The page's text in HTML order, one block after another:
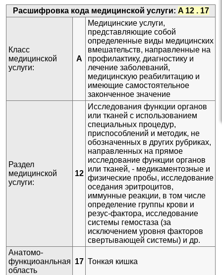
A12.17.001 Исследование всасывания
витамина B12 (проба Шиллинга)
A12.01 Тип - другие методики исследования. Раздел -
Кожа, подкожно-жировая клетчатка, придатки кожи
✚A12.03 Тип - другие методики исследования. Раздел -
Костная система
✚
A12.04 Тип - другие методики исследования. Раздел -
A12.05 Тип - другие методики исследования. Раздел -
Система органов кроветворения и кровь
A12.06 Тип - другие методики исследования. Раздел -
A12.07 Тип - другие методики исследования. Раздел -
✚A12.08 Тип - другие методики исследования. Раздел -
Верхние дыхательные пути
✚
A12.09 Тип - другие методики исследования. Раздел -
Нижние дыхательные пути и легочная ткань
A12.10 Тип - другие методики исследования. Раздел -
A12.12 Тип - другие методики исследования. Раздел -
Крупные кровеносные сосуды
✚A12.13 Тип - другие методики исследования. Раздел -
Система микроциркуляции
Расшифровка кода медицинской услуги: A 12 . 17
Класс
медицинской
услуги:
A
Медицинские услуги,
представляющие собой
определенные виды медицинских
вмешательств, направленные на
профилактику, диагностику и
лечение заболеваний,
медицинскую реабилитацию и
имеющие самостоятельное
законченное значение
Раздел
медицинской
услуги:
12
Исследования функции органов
или тканей с использованием
специальных процедур,
приспособлений и методик, не
обозначенных в других рубриках,
направленных на прямое
исследование функции органов
или тканей, - медикаментозные и
физические пробы, исследование
оседания эритроцитов,
иммунные реакции, в том числе
определение группы крови и
резус-фактора, исследование
системы гемостаза (за
исключением уровня факторов
свертывающей системы) и др.
Анатомо-
функциоанльная
область
17 Тонкая кишка